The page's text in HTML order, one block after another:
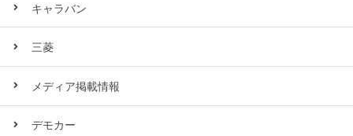
キャラバン
三菱
メディア掲載情報
デモカー